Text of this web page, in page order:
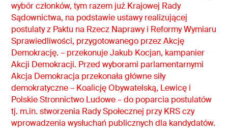
wybór członków, tym razem już Krajowej Rady
Sądownictwa, na podstawie ustawy realizującej
postulaty z Paktu na Rzecz Naprawy i Reformy Wymiaru
Sprawiedliwości, przygotowanego przez Akcję
Demokrację. – przekonuje Jakub Kocjan, kampanier
Akcji Demokracji. Przed wyborami parlamentarnymi
Akcja Demokracja przekonała główne siły
demokratyczne – Koalicję Obywatelską, Lewicę i
Polskie Stronnictwo Ludowe – do poparcia postulatów
tj. m.in. stworzenia Rady Społecznej przy KRS czy
wprowadzenia wysłuchań publicznych dla kandydatów.